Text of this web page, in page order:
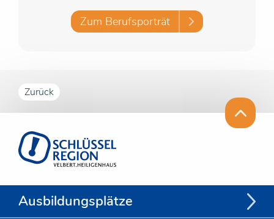
Zum Berufsporträt
Zurück
Ausbildungsplätze